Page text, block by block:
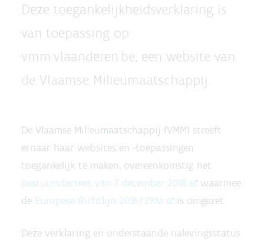
Deze toegankelijkheidsverklaring is
van toepassing op
vmm.vlaanderen.be, een website van
de Vlaamse Milieumaatschappij.
De Vlaamse Milieumaatschappij (VMM) streeft
ernaar haar websites en -toepassingen
toegankelijk te maken, overeenkomstig het
bestuursdecreet van 7 december 2018
waarmee
de Europese Richtlijn 2016/2102 is omgezet.
Deze verklaring en onderstaande nalevingsstatus